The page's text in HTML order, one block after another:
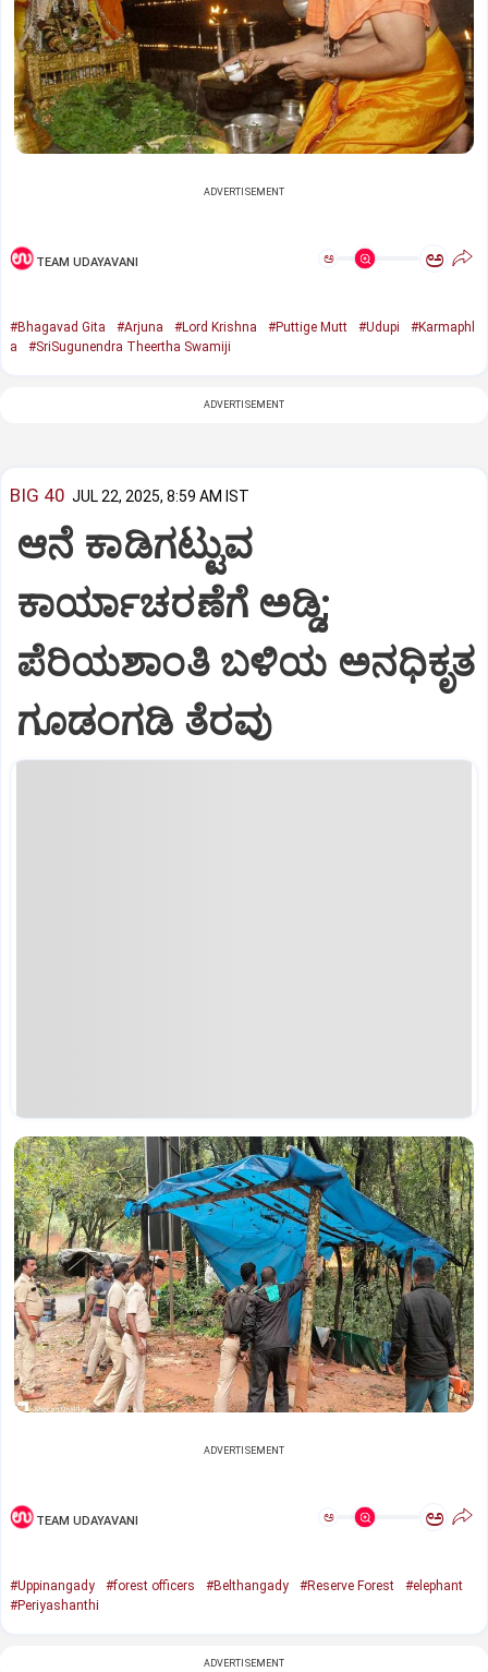
ADVERTISEMENT
TEAM UDAYAVANI ಅ ಅ
#Bhagavad Gita #Arjuna #Lord Krishna #Puttige Mutt #Udupi
#Karmaphl
a
#SriSugunendra Theertha Swamiji
ADVERTISEMENT
BIG 40 JUL 22, 2025, 8:59 AM IST
ಆನೆ ಕಾಡಿಗಟ್ಟುವ
ಕಾರ್ಯಾಚರಣೆಗೆ ಅಡ್ಡಿ;
ಪೆರಿಯಶಾಂತಿ ಬಳಿಯ ಅನಧಿಕೃತ
ಗೂಡಂಗಡಿ ತೆರವು
ADVERTISEMENT
TEAM UDAYAVANI ಅ ಅ
#Uppinangady #forest officers #Belthangady #Reserve Forest
#elephant
#Periyashanthi
ADVERTISEMENT